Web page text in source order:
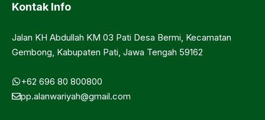
Kontak Info
Jalan KH Abdullah KM 03 Pati Desa Bermi, Kecamatan
Gembong, Kabupaten Pati, Jawa Tengah 59162
+62 696 80 800800
pp.alanwariyah@gmail.com